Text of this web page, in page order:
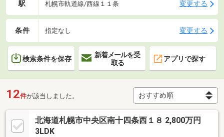
駅 札幌市軌道線/西線１１条 変更する
条件 指定なし 変更する
検索条件を保存
新着メールを受
取る
アプリで探す
12件が該当しました。
北海道札幌市中央区南十四条西１８ 2,800万円
3LDK